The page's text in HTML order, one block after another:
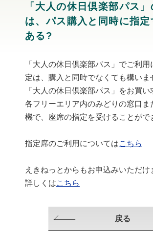
「大人の休日倶楽部パス
は、パス購入と同時に指
ある?
「大人の休日倶楽部パス」でご利
定は、購入と同時でなくても構いま
「大人の休日倶楽部パス」をお買い
各フリーエリア内のみどりの窓口ま
機で、座席の指定を受けることがで
指定席のご利用についてはこちら
えきねっとからもお申込みいただけ
詳しくはこちら
戻る